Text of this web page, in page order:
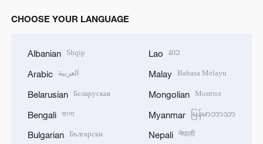
CHOOSE YOUR LANGUAGE
Albanian Shqip
Arabic العربية
Belarusian Беларуская
Bengali বাংলা
Bulgarian Български
Lao ລາວ
Malay Bahasa Melayu
Mongolian Монгол
Myanmar မြန်မာဘာသာ
Nepali नेपाली